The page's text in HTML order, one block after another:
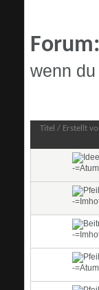
Forum:
wenn
Titel / Erstellt
-
-
-
-